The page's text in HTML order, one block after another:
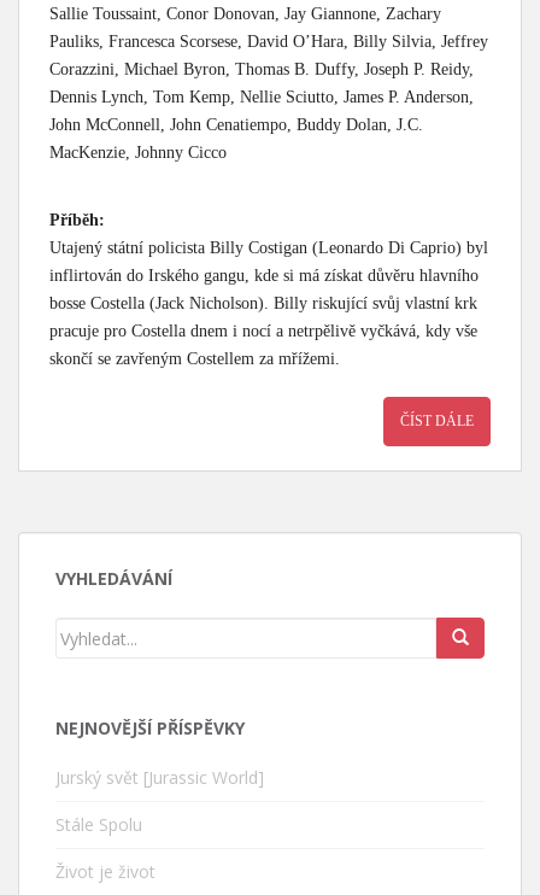
Sallie Toussaint, Conor Donovan, Jay Giannone, Zachary
Pauliks, Francesca Scorsese, David O’Hara, Billy Silvia, Jeffrey
Corazzini, Michael Byron, Thomas B. Duffy, Joseph P. Reidy,
Dennis Lynch, Tom Kemp, Nellie Sciutto, James P. Anderson,
John McConnell, John Cenatiempo, Buddy Dolan, J.C.
MacKenzie, Johnny Cicco
Příběh:
Utajený státní policista Billy Costigan (Leonardo Di Caprio) byl
inflirtován do Irského gangu, kde si má získat důvěru hlavního
bosse Costella (Jack Nicholson). Billy riskující svůj vlastní krk
pracuje pro Costella dnem i nocí a netrpělivě vyčkává, kdy vše
skončí se zavřeným Costellem za mřížemi.
ČÍST DÁLE
VYHLEDÁVÁNÍ
NEJNOVĚJŠÍ PŘÍSPĚVKY
Jurský svět [Jurassic World]
Stále Spolu
Život je život